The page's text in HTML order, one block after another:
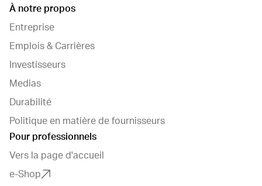
À notre propos
Entreprise
Emplois & Carrières
Investisseurs
Medias
Durabilité
Politique en matière de fournisseurs
Pour professionnels
Vers la page d'accueil
e-Shop